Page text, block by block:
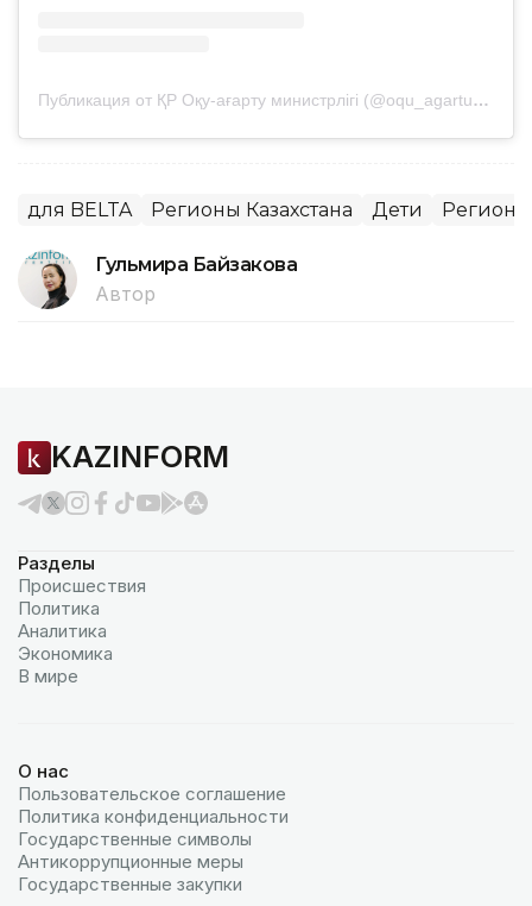
Публикация от ҚР Оқу-ағарту министрлігі (@oqu_agartu_ministrligi)
для BELTA Регионы Казахстана Дети Регионы
Гульмира Байзакова
Автор
KAZINFORM
Разделы
Происшествия
Политика
Аналитика
Экономика
В мире
О нас
Пользовательское соглашение
Политика конфиденциальности
Государственные символы
Антикоррупционные меры
Государственные закупки